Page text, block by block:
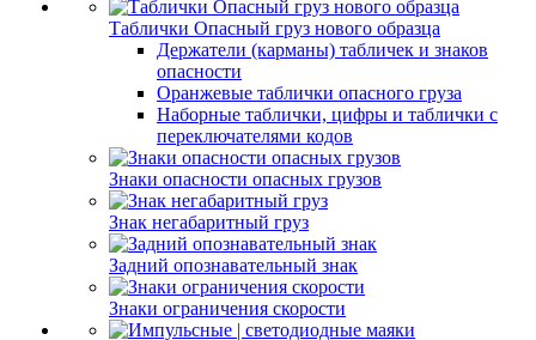
Таблички Опасный груз нового образца
Держатели (карманы) табличек и знаков
опасности
Оранжевые таблички опасного груза
Наборные таблички, цифры и таблички с
переключателями кодов
Знаки опасности опасных грузов
Знак негабаритный груз
Задний опознавательный знак
Знаки ограничения скорости